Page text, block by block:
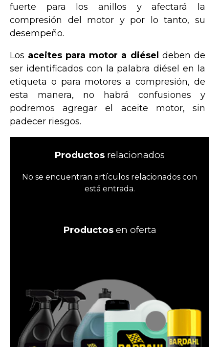
fuerte para los anillos y afectará la
compresión del motor y por lo tanto, su
desempeño.
Los aceites para motor a diésel deben de
ser identificados con la palabra diésel en la
etiqueta o para motores a compresión, de
esta manera, no habrá confusiones y
podremos agregar el aceite motor, sin
padecer riesgos.
Productos relacionados
No se encuentran artículos relacionados con
está entrada.
Productosen oferta